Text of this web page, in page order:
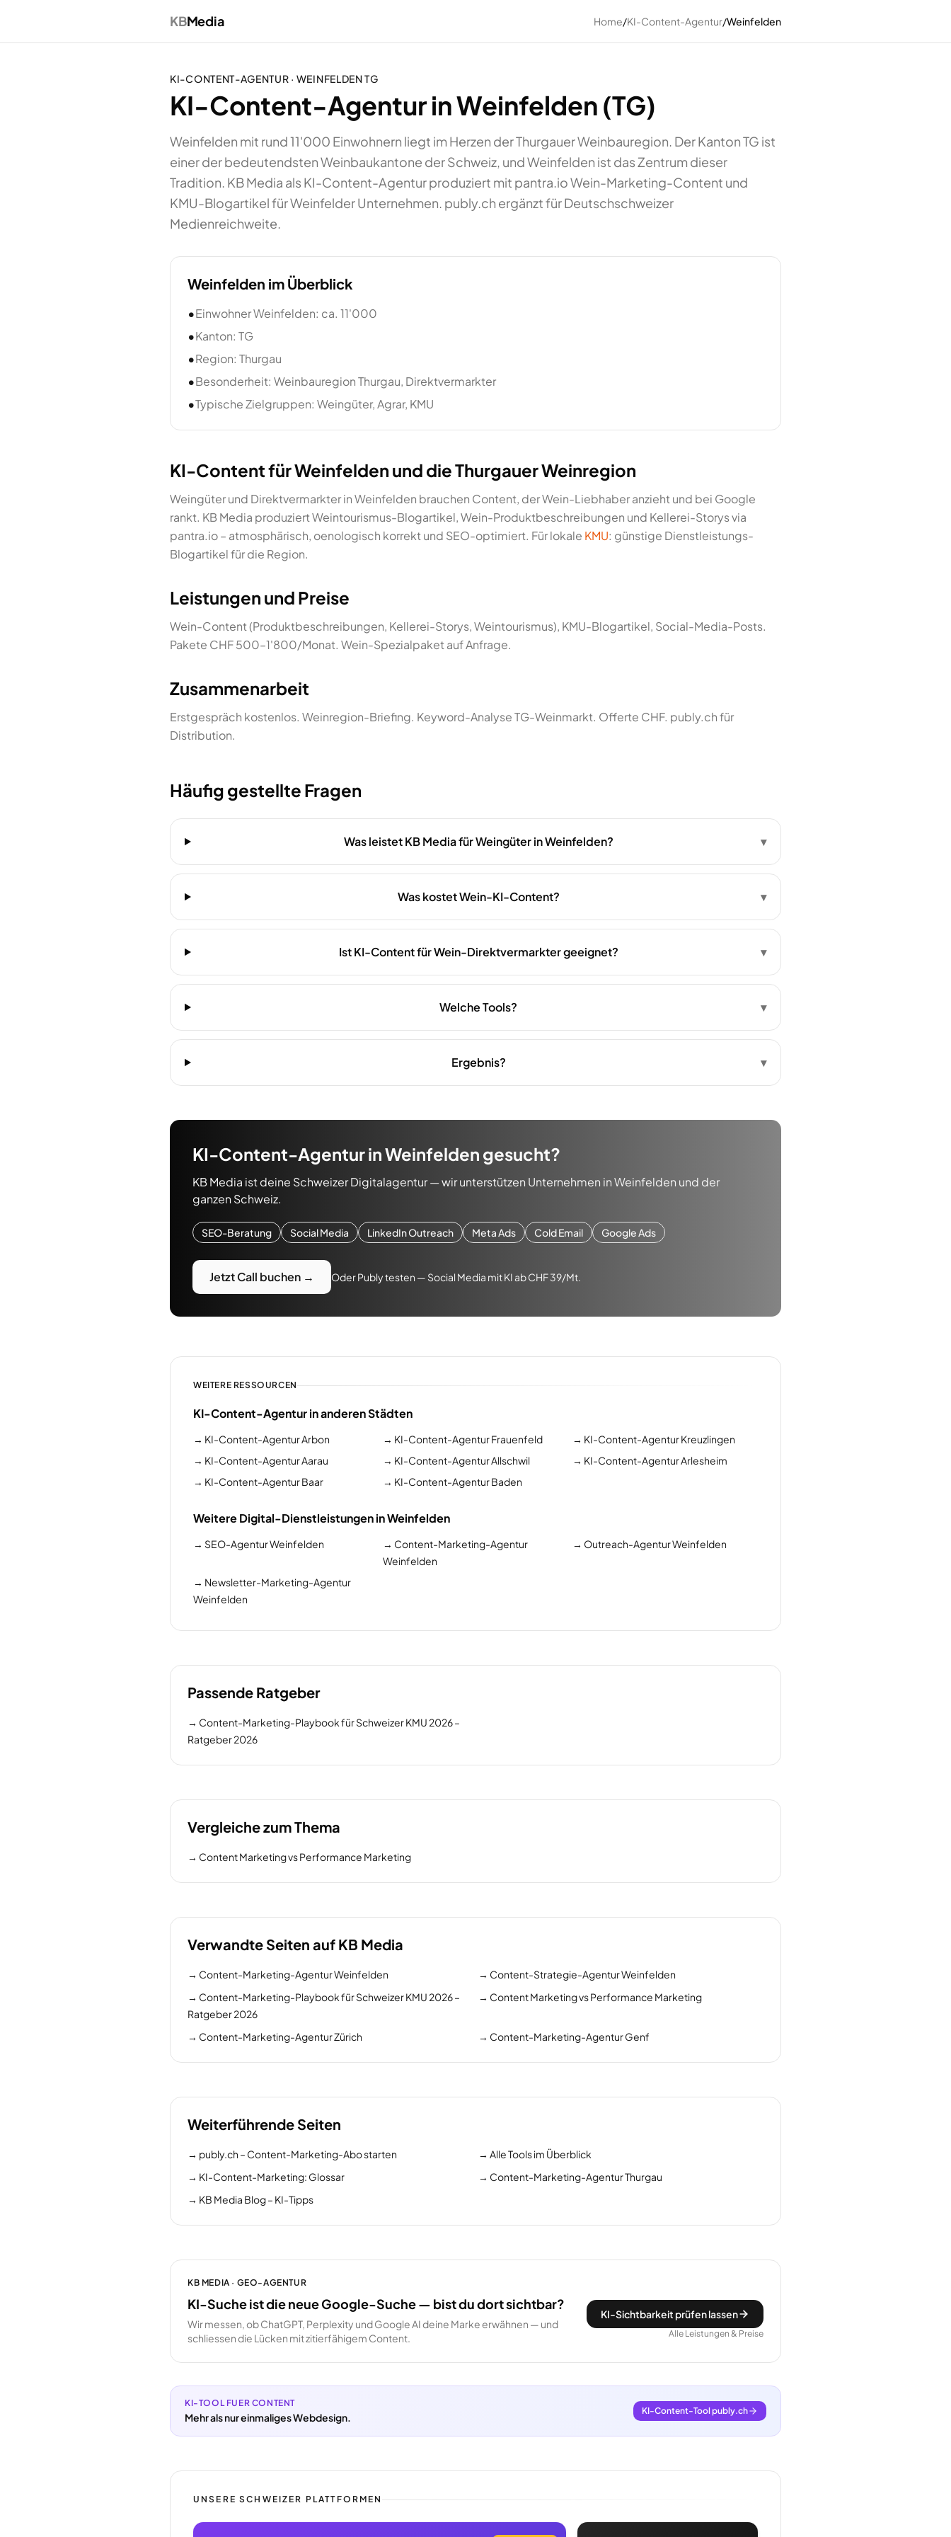
KBMedia Home/KI-Content-Agentur/Weinfelden
KI-CONTENT-AGENTUR · WEINFELDENTG
KI-Content-Agentur in Weinfelden (TG)
Weinfelden mit rund 11'000 Einwohnern liegt im Herzen der Thurgauer Weinbauregion. Der Kanton TG ist
einer der bedeutendsten Weinbaukantone der Schweiz, und Weinfelden ist das Zentrum dieser
Tradition. KB Media als KI-Content-Agentur produziert mit pantra.io Wein-Marketing-Content und
KMU-Blogartikel für Weinfelder Unternehmen. publy.ch ergänzt für Deutschschweizer
Medienreichweite.
Weinfelden im Überblick
•Einwohner Weinfelden: ca. 11'000
•Kanton: TG
•Region: Thurgau
•Besonderheit: Weinbauregion Thurgau, Direktvermarkter
•Typische Zielgruppen: Weingüter, Agrar, KMU
KI-Content für Weinfelden und die Thurgauer Weinregion
Weingüter und Direktvermarkter in Weinfelden brauchen Content, der Wein-Liebhaber anzieht und bei Google
rankt. KB Media produziert Weintourismus-Blogartikel, Wein-Produktbeschreibungen und Kellerei-Storys via
pantra.io – atmosphärisch, oenologisch korrekt und SEO-optimiert. Für lokale KMU: günstige Dienstleistungs-
Blogartikel für die Region.
Leistungen und Preise
Wein-Content (Produktbeschreibungen, Kellerei-Storys, Weintourismus), KMU-Blogartikel, Social-Media-Posts.
Pakete CHF 500–1'800/Monat. Wein-Spezialpaket auf Anfrage.
Zusammenarbeit
Erstgespräch kostenlos. Weinregion-Briefing. Keyword-Analyse TG-Weinmarkt. Offerte CHF. publy.ch für
Distribution.
Häufig gestellte Fragen
Was leistet KB Media für Weingüter in Weinfelden? ▾
Was kostet Wein-KI-Content? ▾
Ist KI-Content für Wein-Direktvermarkter geeignet? ▾
Welche Tools? ▾
Ergebnis? ▾
KI-Content-AgenturinWeinfelden gesucht?
KB Media ist deine Schweizer Digitalagentur — wir unterstützen Unternehmen inWeinfelden und der
ganzen Schweiz.
SEO-Beratung Social Media LinkedIn Outreach Meta Ads Cold Email Google Ads
Jetzt Call buchen → Oder Publy testen — Social Media mit KI ab CHF 39/Mt.
WEITERE RESSOURCEN
KI-Content-Agentur in anderen Städten
→ KI-Content-Agentur Arbon → KI-Content-Agentur Frauenfeld → KI-Content-Agentur Kreuzlingen
→ KI-Content-Agentur Aarau → KI-Content-Agentur Allschwil → KI-Content-Agentur Arlesheim
→ KI-Content-Agentur Baar → KI-Content-Agentur Baden
Weitere Digital-Dienstleistungen in Weinfelden
→ SEO-Agentur Weinfelden → Content-Marketing-Agentur
Weinfelden
→ Outreach-Agentur Weinfelden
→ Newsletter-Marketing-Agentur
Weinfelden
Passende Ratgeber
→ Content-Marketing-Playbook für Schweizer KMU 2026 –
Ratgeber 2026
Vergleiche zum Thema
→ Content Marketing vs Performance Marketing
Verwandte Seiten auf KB Media
→ Content-Marketing-Agentur Weinfelden → Content-Strategie-Agentur Weinfelden
→ Content-Marketing-Playbook für Schweizer KMU 2026 –
Ratgeber 2026
→ Content Marketing vs Performance Marketing
→ Content-Marketing-Agentur Zürich → Content-Marketing-Agentur Genf
Weiterführende Seiten
→ publy.ch – Content-Marketing-Abo starten → Alle Tools im Überblick
→ KI-Content-Marketing: Glossar → Content-Marketing-Agentur Thurgau
→ KB Media Blog – KI-Tipps
KB MEDIA · GEO-AGENTUR
KI-Suche ist die neue Google-Suche — bist du dort sichtbar?
Wir messen, ob ChatGPT, Perplexity und Google AI deine Marke erwähnen — und
schliessen die Lücken mit zitierfähigem Content.
KI-Sichtbarkeit prüfen lassen
Alle Leistungen & Preise
KI-TOOL FUER CONTENT
Mehr als nur einmaliges Webdesign.
KI-Content-Tool publy.ch
UNSERE SCHWEIZER PLATTFORMEN